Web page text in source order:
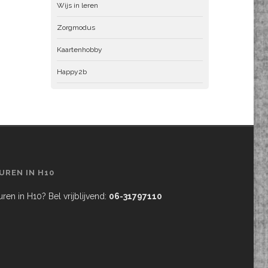
Wijs in leren
Zorgmodus
Kaartenhobby
Happy2b
IN H10
in H10? Bel vrijblijvend: 06-31797110